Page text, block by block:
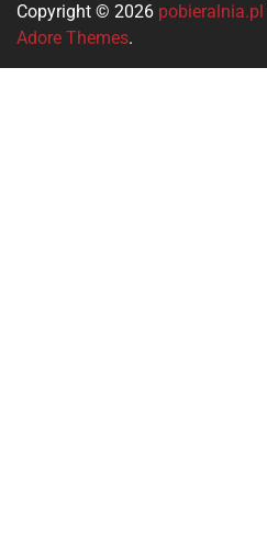
Copyright © 2026 pobieralnia.pl
Adore Themes.